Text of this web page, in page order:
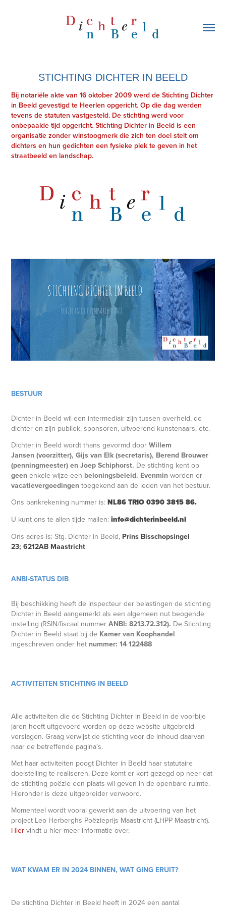
STICHTING DICHTER IN BEELD
Bij notariële akte van 16 oktober 2009 werd de Stichting Dichter
in Beeld gevestigd te Heerlen opgericht. Op die dag werden
tevens de statuten vastgesteld. De stichting werd voor
onbepaalde tijd opgericht. Stichting Dichter in Beeld is een
organisatie zonder winstoogmerk die zich ten doel stelt om
dichters en hun gedichten een fysieke plek te geven in het
straatbeeld en landschap.
BESTUUR
Dichter in Beeld wil een intermediair zijn tussen overheid, de
dichter en zijn publiek, sponsoren, uitvoerend kunstenaars, etc.
Dichter in Beeld wordtthans gevormd doorWillem
Jansen (voorzitter), Gijs van Elk (secretaris), Berend Brouwer
(penningmeester) en Joep Schiphorst. De stichting kent op
geen enkele wijze een beloningsbeleid. Evenminworden er
vacatievergoedingen toegekend aan de leden van het bestuur.
Ons bankrekening nummer is:NL86 TRIO 0390 3815 86.
U kunt ons te allen tijde mailen: info@dichterinbeeld.nl
Ons adres is: Stg. Dichter in Beeld, Prins Bisschopsingel
23;6212AB Maastricht
ANBI-STATUS DIB
Bij beschikking heeft de inspecteur der belastingen de stichting
Dichter in Beeld aangemerkt als een algemeen nut beogende
instelling (RSIN/fiscaal nummerANBI: 8213.72.312). De Stichting
Dichter in Beeld staat bij de Kamer van Koophandel
ingeschreven onder het nummer: 14 122488
ACTIVITEITEN STICHTING IN BEELD
Alle activiteiten die de Stichting Dichter in Beeld in de voorbije
jaren heeft uitgevoerd worden op deze website uitgebreid
verslagen. Graag verwijst de stichting voor de inhoud daarvan
naar de betreffende pagina's.
Met haar activiteiten poogt Dichter in Beeld haar statutaire
doelstelling te realiseren. Deze komt er kort gezegd op neer dat
de stichting poëzie een plaats wil geven in de openbare ruimte.
Hieronder is deze uitgebreider verwoord.
Momenteel wordt vooral gewerkt aan de uitvoering van het
project Leo Herberghs Poëzieprijs Maastricht (LHPP Maastricht).
Hier vindt u hier meer informatie over.
WAT KWAM ER IN 2024 BINNEN, WAT GING ERUIT?
De stichting Dichter in Beeld heeft in 2024 een aantal